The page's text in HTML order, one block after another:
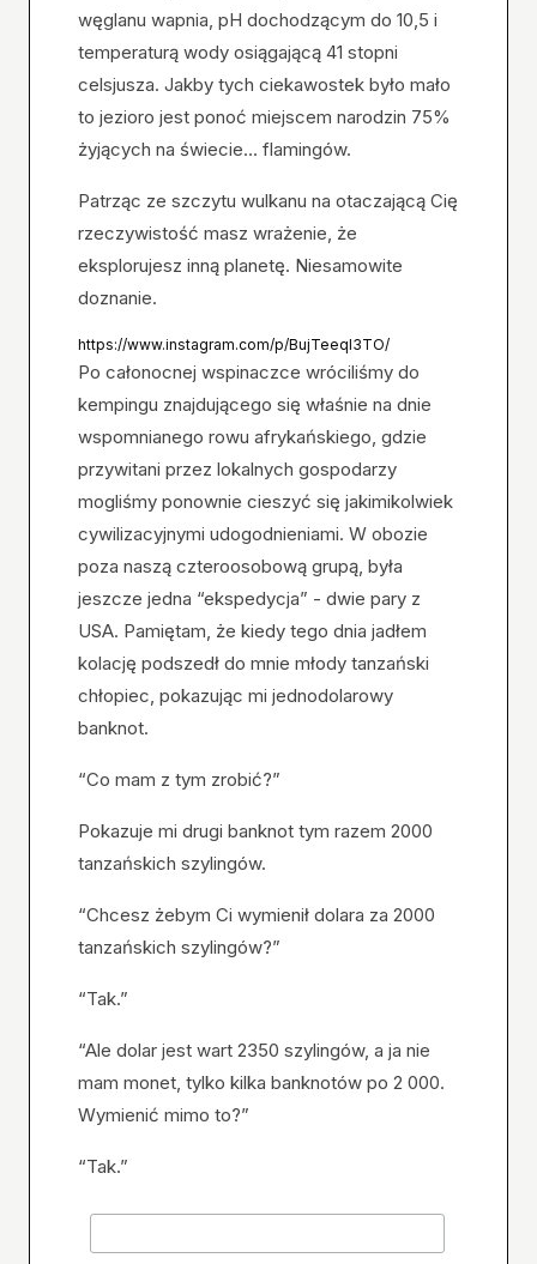
węglanu wapnia, pH dochodzącym do 10,5 i
temperaturą wody osiągającą 41 stopni
celsjusza. Jakby tych ciekawostek było mało
to jezioro jest ponoć miejscem narodzin 75%
żyjących na świecie… flamingów.
Patrząc ze szczytu wulkanu na otaczającą Cię
rzeczywistość masz wrażenie, że
eksplorujesz inną planetę. Niesamowite
doznanie.
https://www.instagram.com/p/BujTeeqI3TO/
Po całonocnej wspinaczce wróciliśmy do
kempingu znajdującego się właśnie na dnie
wspomnianego rowu afrykańskiego, gdzie
przywitani przez lokalnych gospodarzy
mogliśmy ponownie cieszyć się jakimikolwiek
cywilizacyjnymi udogodnieniami. W obozie
poza naszą czteroosobową grupą, była
jeszcze jedna “ekspedycja” - dwie pary z
USA. Pamiętam, że kiedy tego dnia jadłem
kolację podszedł do mnie młody tanzański
chłopiec, pokazując mi jednodolarowy
banknot.
“Co mam z tym zrobić?”
Pokazuje mi drugi banknot tym razem 2000
tanzańskich szylingów.
“Chcesz żebym Ci wymienił dolara za 2000
tanzańskich szylingów?”
“Tak.”
“Ale dolar jest wart 2350 szylingów, a ja nie
mam monet, tylko kilka banknotów po 2 000.
Wymienić mimo to?”
“Tak.”